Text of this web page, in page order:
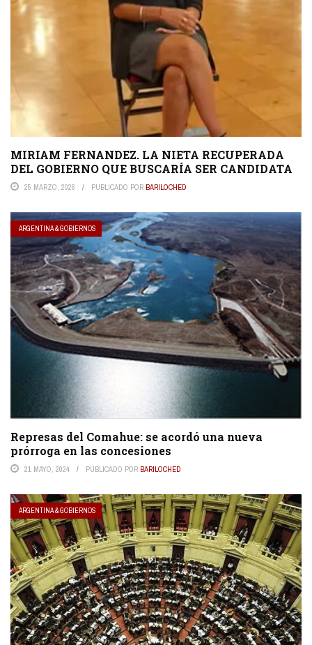
MIRIAM FERNANDEZ. LA NIETA RECUPERADA
DEL GOBIERNO QUE BUSCARÍA SER CANDIDATA
25 MARZO, 2026 PUBLICADO POR BARILOCHED
ARGENTINA & GOBIERNOS
Represas del Comahue: se acordó una nueva
prórroga en las concesiones
21 MAYO, 2024 PUBLICADO POR BARILOCHED
ARGENTINA & GOBIERNOS